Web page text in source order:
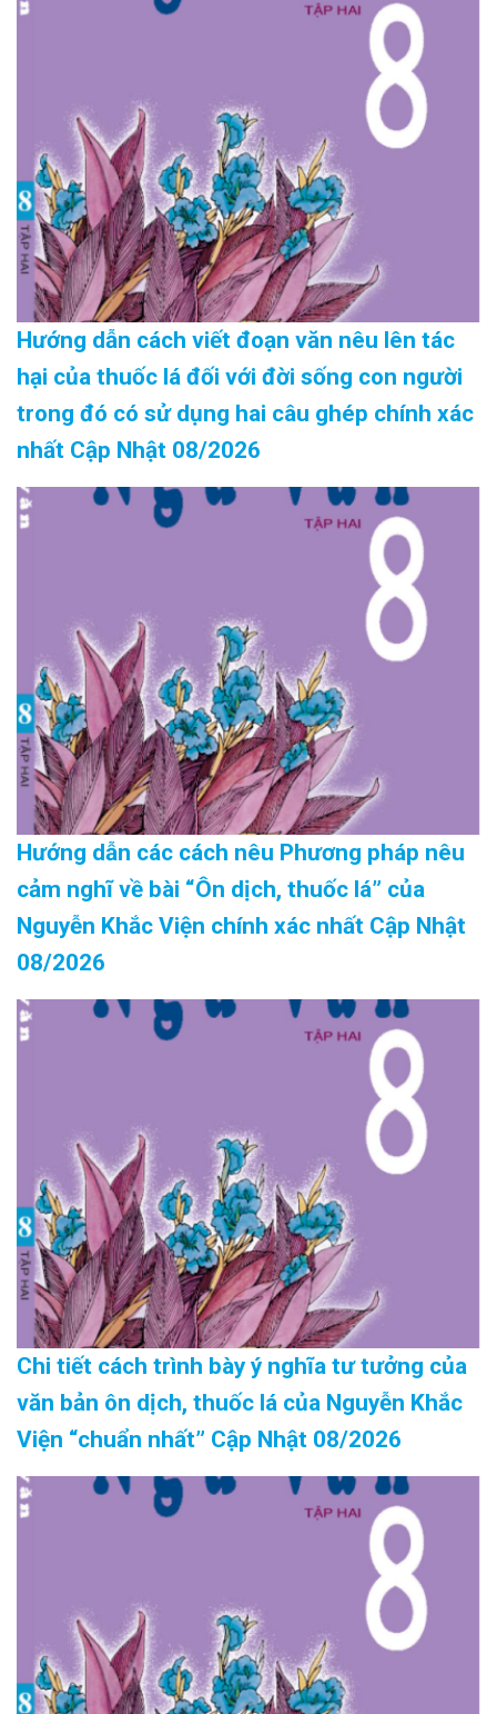
Hướng dẫn cách viết đoạn văn nêu lên tác
hại của thuốc lá đối với đời sống con người
trong đó có sử dụng hai câu ghép chính xác
nhất Cập Nhật 08/2026
Hướng dẫn các cách nêu Phương pháp nêu
cảm nghĩ về bài “Ôn dịch, thuốc lá” của
Nguyễn Khắc Viện chính xác nhất Cập Nhật
08/2026
Chi tiết cách trình bày ý nghĩa tư tưởng của
văn bản ôn dịch, thuốc lá của Nguyễn Khắc
Viện “chuẩn nhất” Cập Nhật 08/2026